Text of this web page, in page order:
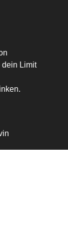
dein Limit